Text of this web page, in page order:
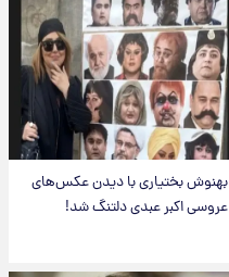
بهنوش بختیاری با دیدن عکس‌های
عروسی اکبر عبدی دلتنگ شد!